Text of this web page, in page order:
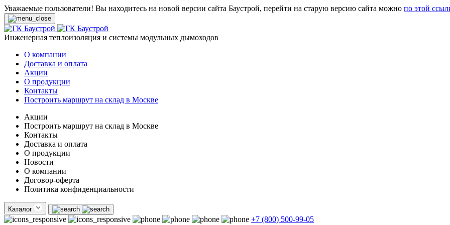
Уважаемые пользователи! Вы находитесь на новой версии сайта Баустрой, перейти на старую версию сайта можно по этой
Инженерная теплоизоляция и системы модульных дымоходов
О компании
Доставка и оплата
Акции
О продукции
Контакты
Построить маршрут на склад в Москве
Акции
Построить маршрут на склад в Москве
Контакты
Доставка и оплата
О продукции
Новости
О компании
Договор-оферта
Политика конфиденциальности
Каталог
+7 (800) 500-99-05